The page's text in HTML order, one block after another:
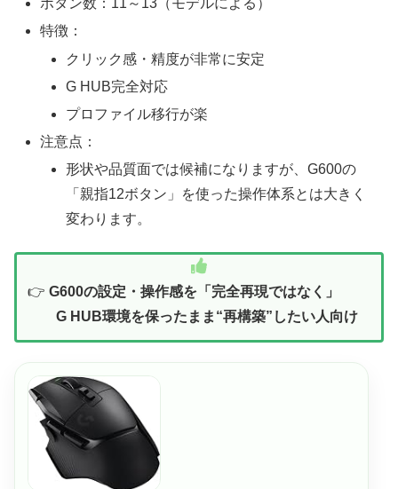
ボタン数：11～13（モデルによる）
特徴：
クリック感・精度が非常に安定
G HUB完全対応
プロファイル移行が楽
注意点：
形状や品質面では候補になりますが、G600の
「親指12ボタン」を使った操作体系とは大きく
変わります。
👉 G600の設定・操作感を「完全再現ではなく」
G HUB環境を保ったまま“再構築”したい人向け